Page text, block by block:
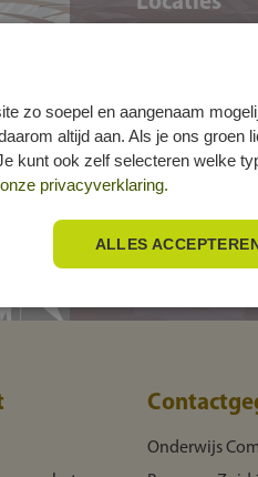
5702 NR
Onderwijs
zo soepel en aangenaam
altijd aan. Als je ons groen
kunt ook zelf selecteren welke
privacyverklaring.
ALLES